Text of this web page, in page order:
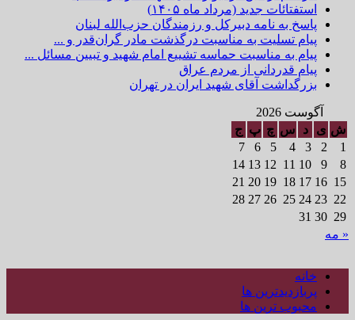
استفتائات جدید (مرداد ماه ۱۴۰۵)
پاسخ به نامه دبیرکل و رزمندگان حزب‌الله لبنان
پیام تسلیت به مناسبت درگذشت مادر گران‌قدر و ...
پیام به مناسبت حماسه تشییع امام شهید و تبیین مسائل ...
پیام قدردانی از مردم عراق
بزرگداشت آقای شهید ایران در تهران
آگوست 2026
ش ی د س چ پ ج
1
2
3
4
5
6
7
8
9
10
11
12
13
14
15
16
17
18
19
20
21
22
23
24
25
26
27
28
29
30
31
« مه
خانه
پربازدیدترین ها
محبوب ترین ها